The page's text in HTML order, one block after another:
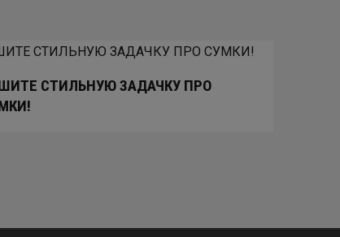
СТИЛЬНУЮ ЗАДАЧКУ ПРО